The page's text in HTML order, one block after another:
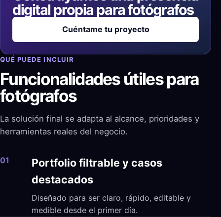
digital propia para fotógrafos
Cuéntame tu proyecto
QUÉ PUEDE INCLUIR
Funcionalidades útiles para
fotógrafos
La solución final se adapta al alcance, prioridades y
herramientas reales del negocio.
01
Portfolio filtrable y casos
destacados
Diseñado para ser claro, rápido, editable y
medible desde el primer día.